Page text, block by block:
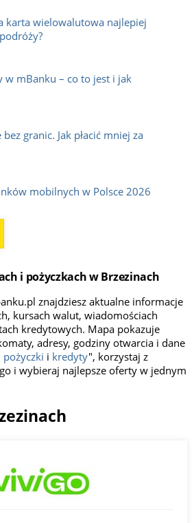
karta wielowalutowa najlepiej
w mBanku – co to jest i jak
granic. Jak płacić mniej za
mobilnych w Polsce 2026
i pożyczkach w Brzezinach
znajdziesz aktualne informacje
kursach walut, wiadomościach
kredytowych. Mapa pokazuje
adresy, godziny otwarcia i dane
i kredyty", korzystaj z
i wybieraj najlepsze oferty w jednym